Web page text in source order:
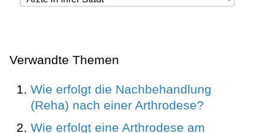
Verwandte Themen
Wie erfolgt die Nachbehandlung
(Reha) nach einer Arthrodese?
Wie erfolgt eine Arthrodese am